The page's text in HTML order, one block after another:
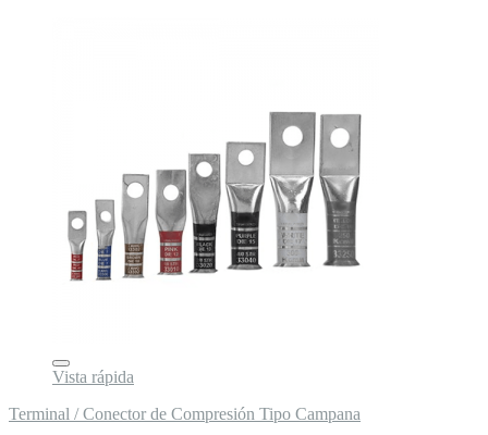
Vista rápida
Terminal / Conector de Compresión Tipo Campana